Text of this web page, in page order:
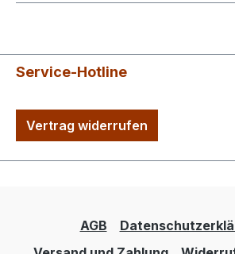
Service-Hotline
Vertrag widerrufen
AGB